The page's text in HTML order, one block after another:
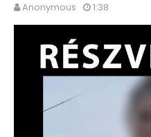
Anonymous 1:38